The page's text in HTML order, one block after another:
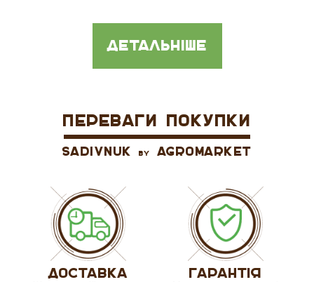
детальніше
ПЕРЕВАГИ ПОКУПКИ
SADIVNUK BY AGROMARKET
ДОСТАВКА ГАРАНТІЯ